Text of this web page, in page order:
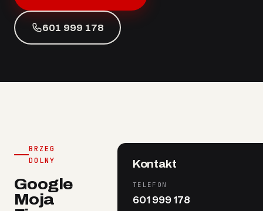
601 999 178
BRZEG
DOLNY
Google
Moja
Kontakt
TELEFON
601 999 178